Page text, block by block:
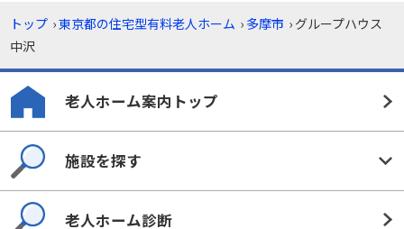
トップ ›東京都の住宅型有料老人ホーム › 多摩市 › グループハウス
中沢
老人ホーム案内トップ
施設を探す
老人ホーム診断